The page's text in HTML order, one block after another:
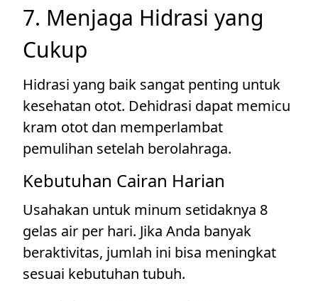
7. Menjaga Hidrasi yang
Cukup
Hidrasi yang baik sangat penting untuk
kesehatan otot. Dehidrasi dapat memicu
kram otot dan memperlambat
pemulihan setelah berolahraga.
Kebutuhan Cairan Harian
Usahakan untuk minum setidaknya 8
gelas air per hari. Jika Anda banyak
beraktivitas, jumlah ini bisa meningkat
sesuai kebutuhan tubuh.